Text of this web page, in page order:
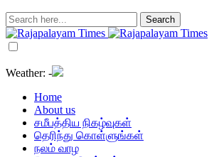
Weather: -
Home
About us
சமீபத்திய நிகழ்வுகள்
தெரிந்து கொள்ளுங்கள்
நலம் வாழ